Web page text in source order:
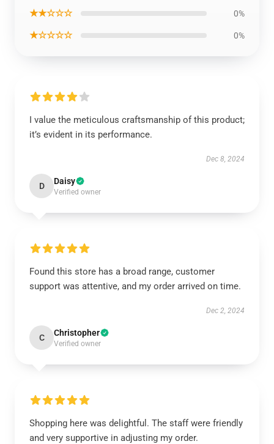
★★☆☆☆ 0%
★☆☆☆☆ 0%
I value the meticulous craftsmanship of this product;
it’s evident in its performance.
Dec 8, 2024
D Daisy
Verified owner
Found this store has a broad range, customer
support was attentive, and my order arrived on time.
Dec 2, 2024
C Christopher
Verified owner
Shopping here was delightful. The staff were friendly
and very supportive in adjusting my order.